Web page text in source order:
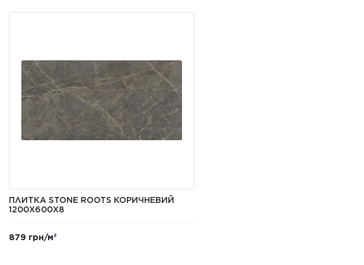
ПЛИТКА STONE ROOTS КОРИЧНЕВИЙ
1200Х600Х8
879 грн/м²